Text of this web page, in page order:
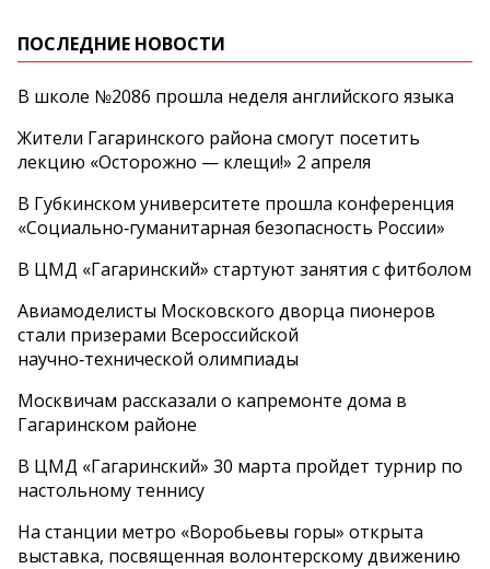
ПОСЛЕДНИЕ НОВОСТИ
В школе №2086 прошла неделя английского языка
Жители Гагаринского района смогут посетить
лекцию «Осторожно — клещи!» 2 апреля
В Губкинском университете прошла конференция
«Социально‑гуманитарная безопасность России»
В ЦМД «Гагаринский» стартуют занятия с фитболом
Авиамоделисты Московского дворца пионеров
стали призерами Всероссийской
научно‑технической олимпиады
Москвичам рассказали о капремонте дома в
Гагаринском районе
В ЦМД «Гагаринский» 30 марта пройдет турнир по
настольному теннису
На станции метро «Воробьевы горы» открыта
выставка, посвященная волонтерскому движению